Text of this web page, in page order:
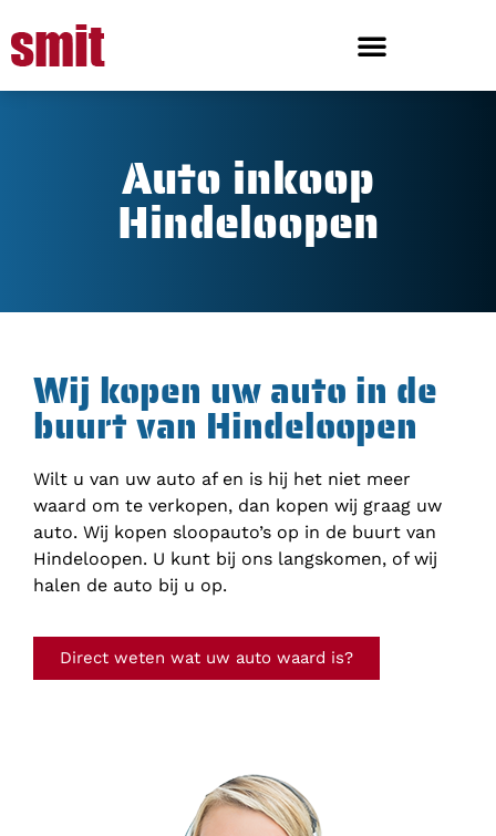
Auto inkoop
Hindeloopen
Wij kopen uw auto in de
buurt van Hindeloopen
Wilt u van uw auto af en is hij het niet meer
waard om te verkopen, dan kopen wij graag uw
auto. Wij kopen sloopauto’s op in de buurt van
Hindeloopen. U kunt bij ons langskomen, of wij
halen de auto bij u op.
Direct weten wat uw auto waard is?